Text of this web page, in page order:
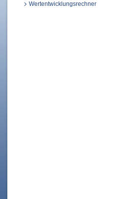
Wertentwicklungsrechner